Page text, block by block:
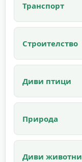
Транспорт
Строителство
Диви птици
Природа
Диви животни